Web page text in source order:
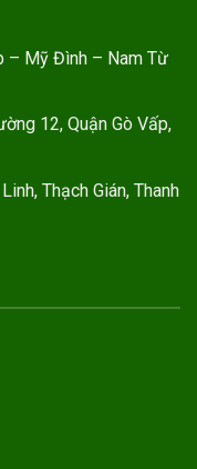
– Mỹ Đình – Nam Từ
12, Quận Gò Vấp,
Thạch Gián, Thanh